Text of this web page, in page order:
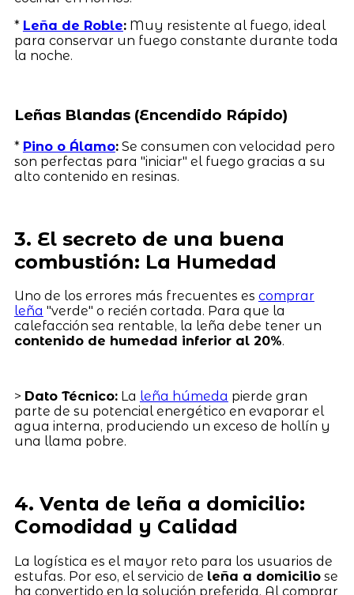
* Leña de Roble:Muy resistente al fuego, ideal
para conservar un fuego constante durante toda
la noche.
Leñas Blandas (Encendido Rápido)
* Pino o Álamo:Se consumen con velocidad pero
son perfectas para "iniciar" el fuego gracias a su
alto contenido en resinas.
3. El secreto de una buena
combustión: La Humedad
Uno de los errores más frecuentes es comprar
leña "verde" o recién cortada. Para que la
calefacción sea rentable, la leña debe tener un
contenido de humedad inferior al 20%.
> Dato Técnico:La leña húmeda pierde gran
parte de su potencial energético en evaporar el
agua interna, produciendo un exceso de hollín y
una llama pobre.
4. Venta de leña a domicilio:
Comodidad y Calidad
La logística es el mayor reto para los usuarios de
estufas. Por eso, el servicio de leña a domiciliose
ha convertido en la solución preferida. Al comprar